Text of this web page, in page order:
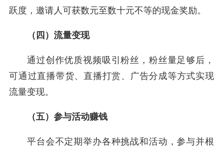
跃度，邀请人可获数元至数十元不等的现金奖励。
（四）流量变现
通过创作优质视频吸引粉丝，粉丝量足够后，
可通过直播带货、直播打赏、广告分成等方式实现
流量变现。
（五）参与活动赚钱
平台会不定期举办各种挑战和活动，参与并根